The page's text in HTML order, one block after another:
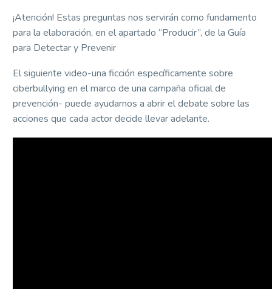
¡Atención! Estas preguntas nos servirán como fundamento
para la elaboración, en el apartado “Producir”, de la Guía
para Detectar y Prevenir
El siguiente video-una ficción específicamente sobre
ciberbullying en el marco de una campaña oficial de
prevención- puede ayudarnos a abrir el debate sobre las
acciones que cada actor decide llevar adelante.